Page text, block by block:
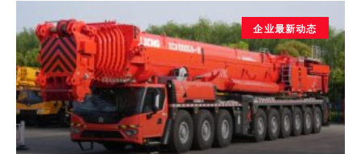
企业最新动态